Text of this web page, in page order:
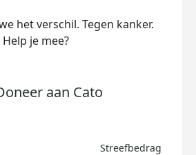
het verschil. Tegen kanker.
je mee?
aan Cato
Streefbedrag